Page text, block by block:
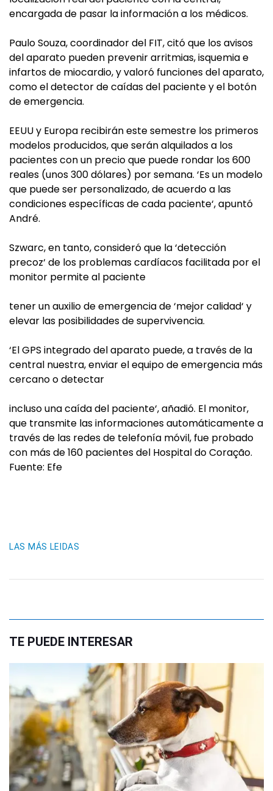
encargada de pasar la información a los médicos.
Paulo Souza, coordinador del FIT, citó que los avisos
del aparato pueden prevenir arritmias, isquemia e
infartos de miocardio, y valoró funciones del aparato,
como el detector de caídas del paciente y el botón
de emergencia.
EEUU y Europa recibirán este semestre los primeros
modelos producidos, que serán alquilados a los
pacientes con un precio que puede rondar los 600
reales (unos 300 dólares) por semana. ‘Es un modelo
que puede ser personalizado, de acuerdo a las
condiciones específicas de cada paciente‘, apuntó
André.
Szwarc, en tanto, consideró que la ‘detección
precoz‘ de los problemas cardíacos facilitada por el
monitor permite al paciente
tener un auxilio de emergencia de ‘mejor calidad‘ y
elevar las posibilidades de supervivencia.
‘El GPS integrado del aparato puede, a través de la
central nuestra, enviar el equipo de emergencia más
cercano o detectar
incluso una caída del paciente‘, añadió. El monitor,
que transmite las informaciones automáticamente a
través de las redes de telefonía móvil, fue probado
con más de 160 pacientes del Hospital do Coração.
Fuente: Efe
LAS MÁS LEIDAS
TE PUEDE INTERESAR